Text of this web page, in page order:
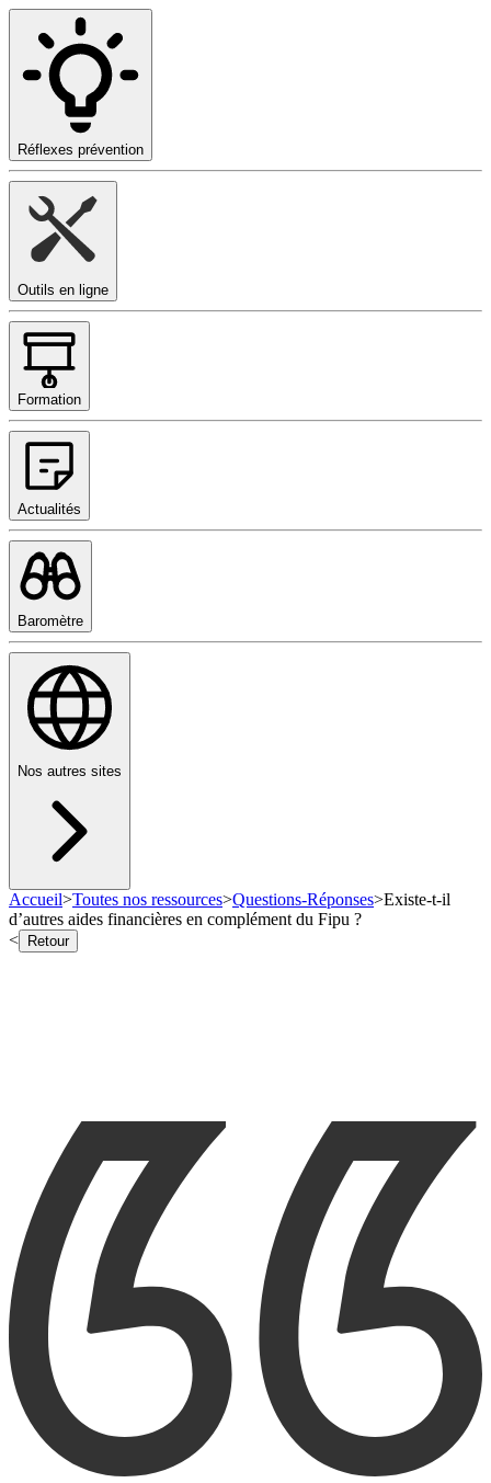
Réflexes prévention
Outils en ligne
Formation
Actualités
Baromètre
Nos autres sites
Accueil>Toutes nos ressources>Questions-Réponses>Existe-t-il
d’autres aides financières en complément du Fipu ?
<
Retour